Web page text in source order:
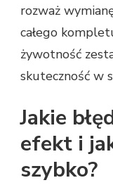
rozważ
całego
żywotność
skuteczność w
Jakie
efekt i
szybko?